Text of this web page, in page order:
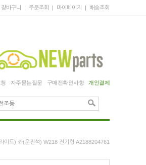
장바구니 | 주문조회 | 마이페이지 | 배송조회
자주묻는질문 구매전확인사항 개인결제
이트) 좌(운전석) W218 전기형 A2188204761